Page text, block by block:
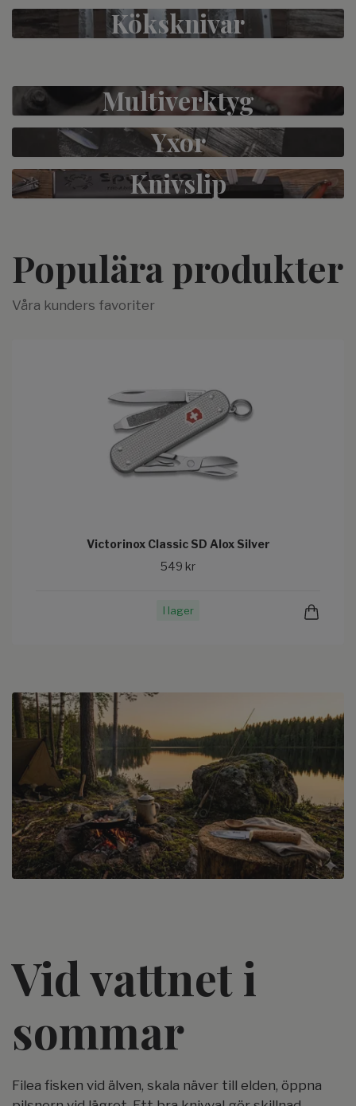
Köksknivar
Multiverktyg
Yxor
Knivslip
Populära produkter
Våra kunders favoriter
Victorinox Classic SD Alox Silver
549 kr
I lager
Vid vattnet i
sommar
Filea fisken vid älven, skala näver till elden, öppna